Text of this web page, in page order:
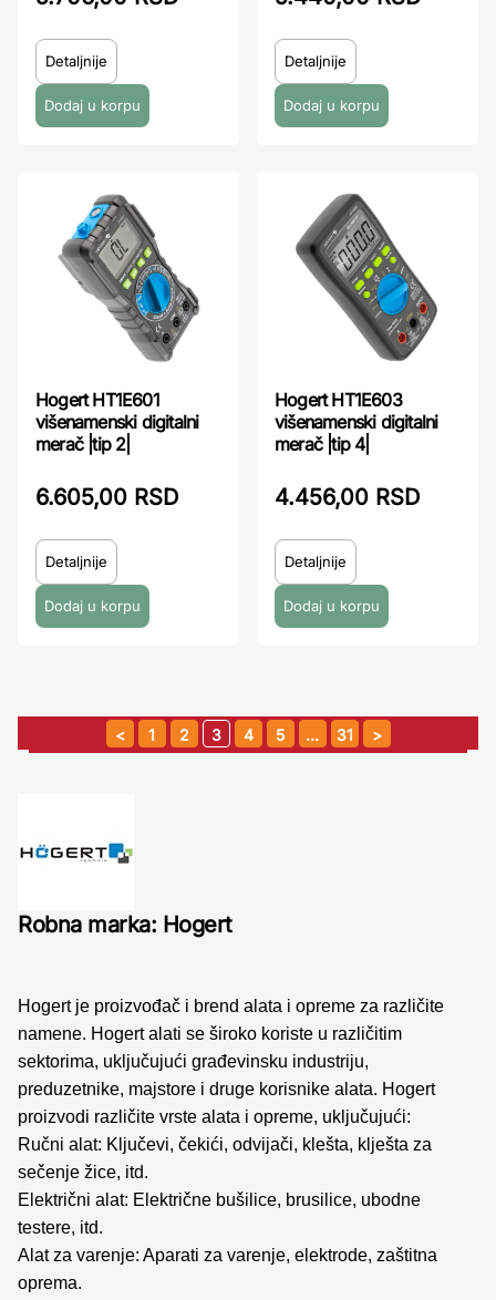
Detaljnije Detaljnije
Hogert HT1E601
višenamenski digitalni
merač |tip 2|
6.605,00 RSD
Detaljnije
Hogert HT1E603
višenamenski digitalni
merač |tip 4|
4.456,00 RSD
Detaljnije
1 2 3 4 5 … 31
Robna marka: Hogert
Hogert je proizvođač i brend alata i opreme za različite
namene. Hogert alati se široko koriste u različitim
sektorima, uključujući građevinsku industriju,
preduzetnike, majstore i druge korisnike alata. Hogert
proizvodi različite vrste alata i opreme, uključujući:
Ručni alat: Ključevi, čekići, odvijači, klešta, klješta za
sečenje žice, itd.
Električni alat: Električne bušilice, brusilice, ubodne
testere, itd.
Alat za varenje: Aparati za varenje, elektrode, zaštitna
oprema.